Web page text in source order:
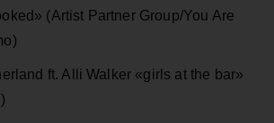
(Artist Partner Group/You Are
ft. Alli Walker «girls at the bar»